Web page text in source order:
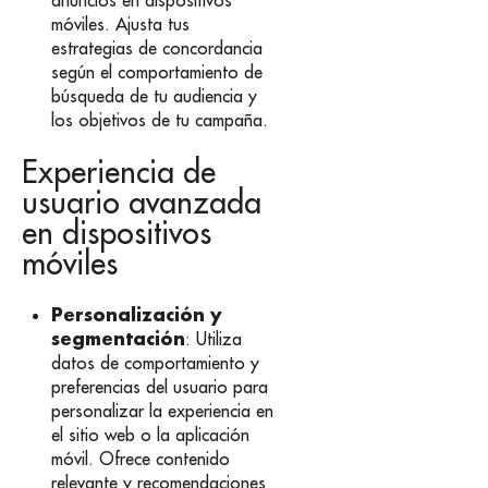
móviles. Ajusta tus
estrategias de concordancia
según el comportamiento de
búsqueda de tu audiencia y
los objetivos de tu campaña.
Experiencia de
usuario avanzada
en dispositivos
móviles
Personalización y
segmentación: Utiliza
datos de comportamiento y
preferencias del usuario para
personalizar la experiencia en
el sitio web o la aplicación
móvil. Ofrece contenido
relevante y recomendaciones